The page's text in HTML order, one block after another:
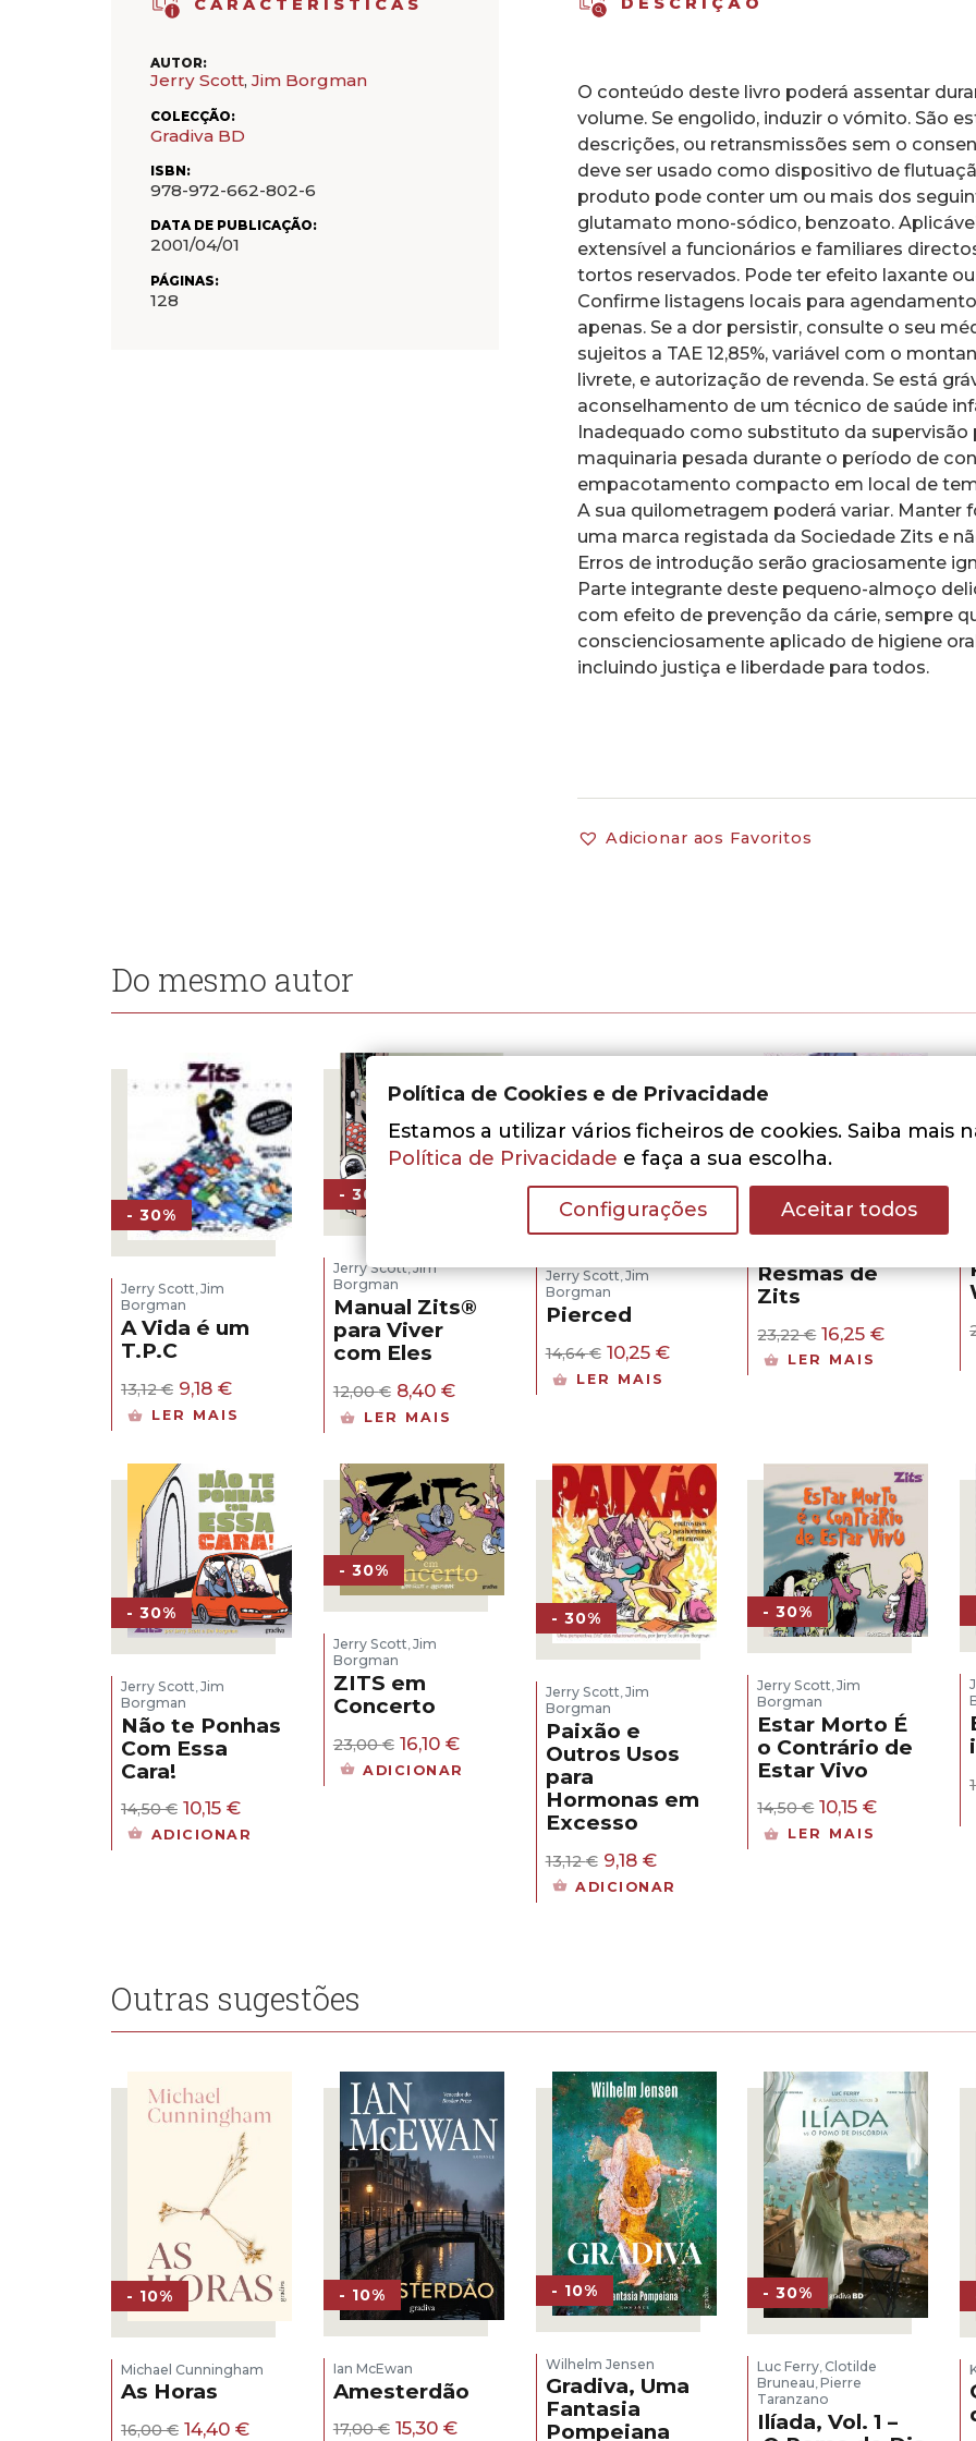
CARACTERÍSTICAS
AUTOR:
Jerry Scott, Jim Borgman
COLECÇÃO:
Gradiva BD
ISBN:
978-972-662-802-6
DATA DE PUBLICAÇÃO:
2001/04/01
PÁGINAS:
128
O conteúdo deste livro poderá assentar
volume. Se engolido, induzir o vómito. São
descrições, ou retransmissões sem o
deve ser usado como dispositivo de
produto pode conter um ou mais dos
glutamato mono-sódico, benzoato.
extensível a funcionários e familiares
tortos reservados. Pode ter efeito laxante
Confirme listagens locais para
apenas. Se a dor persistir, consulte o seu
sujeitos a TAE 12,85%, variável com o
livrete, e autorização de revenda. Se está
aconselhamento de um técnico de saúde
Inadequado como substituto da supervisão
maquinaria pesada durante o período de
empacotamento compacto em local de
A sua quilometragem poderá variar. Manter
uma marca registada da Sociedade Zits e
Erros de introdução serão graciosamente
Parte integrante deste pequeno-almoço
com efeito de prevenção da cárie, sempre
conscienciosamente aplicado de higiene
incluindo justiça e liberdade para todos.
Adicionar aos Favoritos
Do mesmo autor
- 30%
Jerry Scott,Jim
Borgman
A Vida é um
T.P.C
13,12€ O
preço
13,12 €.
9,18 €O
preço
9,18 €.
LER MAIS
- 30%
Jerry Scott,Jim
Borgman
Manual Zits®
para Viver
com Eles
12,00€ O
preço
original
12,00 €.
8,40 €O
8,40 €.
LER MAIS
- 30%
Jerry Scott,Jim
Borgman
Pierced
14,64€ O
preço
10,25 €O
LER MAIS
- 30%
Jerry Scott,Jim
Resmas de
Zits
23,22€ O
preço
16,25€O
LER MAIS
- 30%
Jerry Scott,Jim
Borgman
Não te Ponhas
Com Essa
Cara!
14,50€ O
preço
10,15 €O
preço
ADICIONAR
- 30%
Jerry Scott,Jim
Borgman
ZITS em
Concerto
23,00€ O
preço
original
16,10 €O
preço
atual
ADICIONAR
- 30%
Jerry Scott,Jim
Borgman
Paixão e
Outros Usos
para
Hormonas em
Excesso
13,12€ O
preço
original
9,18 €O
preço
atual
ADICIONAR
- 30%
Jerry Scott,Jim
Borgman
Estar Morto É
o Contrário de
Estar Vivo
14,50€ O
preço
10,15€O
LER MAIS
Outras sugestões
- 10%
Michael Cunningham
As Horas
16,00€ O
14,40 €O
- 10%
Ian McEwan
Amesterdão
17,00€ O
15,30 €O
- 10%
Wilhelm Jensen
Gradiva, Uma
Fantasia
Pompeiana
- 30%
Luc Ferry,Clotilde
Bruneau,Pierre
Taranzano
Ilíada, Vol. 1 –
Política de Cookies e de Privacidade
Estamos a utilizar vários ficheiros de cookies. Saiba mais
Política de Privacidade e faça a sua escolha.
Configurações Aceitar todos